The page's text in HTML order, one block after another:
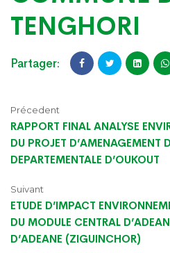
TENGHORI
Partager:
Précedent
RAPPORT FINAL ANALYSE
DU PROJET D’AMENAGEMENT
DEPARTEMENTALE D’OUKOUT
Suivant
ETUDE D’IMPACT
DU MODULE CENTRAL
D’ADEANE (ZIGUINCHOR)